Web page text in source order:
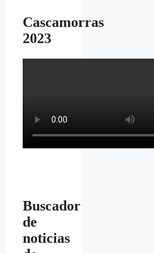
Cascamorras
2023
Buscador
de
noticias